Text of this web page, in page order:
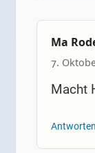
Ma
7.
Macht
Antworten